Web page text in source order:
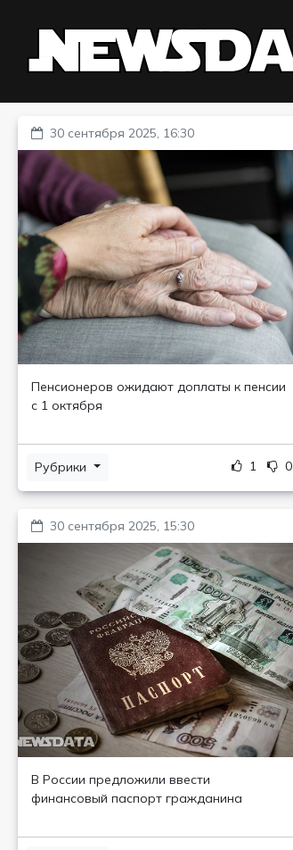
30 сентября 2025, 16:30
Пенсионеров ожидают доплаты к пенсии
с 1 октября
Рубрики 1 0
30 сентября 2025, 15:30
В России предложили ввести
финансовый паспорт гражданина